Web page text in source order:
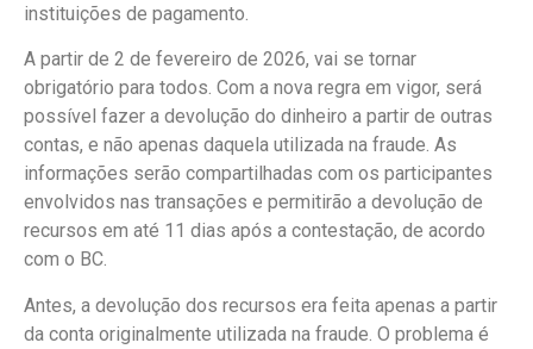
instituições de pagamento.
A partir de 2 de fevereiro de 2026, vai se tornar
obrigatório para todos. Com a nova regra em vigor, será
possível fazer a devolução do dinheiro a partir de outras
contas, e não apenas daquela utilizada na fraude. As
informações serão compartilhadas com os participantes
envolvidos nas transações e permitirão a devolução de
recursos em até 11 dias após a contestação, de acordo
com o BC.
Antes, a devolução dos recursos era feita apenas a partir
da conta originalmente utilizada na fraude. O problema é